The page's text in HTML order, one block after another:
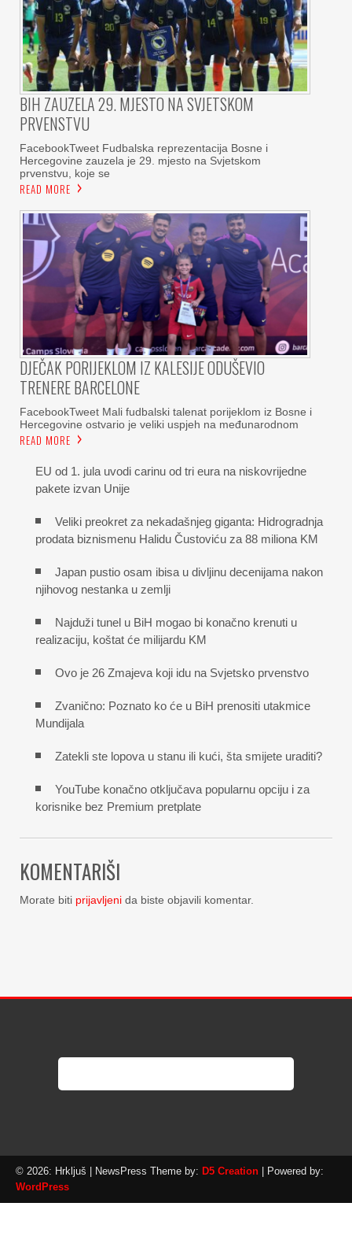
BIH ZAUZELA 29. MJESTO NA SVJETSKOM
PRVENSTVU
FacebookTweet Fudbalska reprezentacija Bosne i
Hercegovine zauzela je 29. mjesto na Svjetskom
prvenstvu, koje se
READ MORE
DJEČAK PORIJEKLOM IZ KALESIJE ODUŠEVIO
TRENERE BARCELONE
FacebookTweet Mali fudbalski talenat porijeklom iz Bosne i
Hercegovine ostvario je veliki uspjeh na međunarodnom
READ MORE
EU od 1. jula uvodi carinu od tri eura na niskovrijedne
pakete izvan Unije
Veliki preokret za nekadašnjeg giganta: Hidrogradnja
prodata biznismenu Halidu Čustoviću za 88 miliona KM
Japan pustio osam ibisa u divljinu decenijama nakon
njihovog nestanka u zemlji
Najduži tunel u BiH mogao bi konačno krenuti u
realizaciju, koštat će milijardu KM
Ovo je 26 Zmajeva koji idu na Svjetsko prvenstvo
Zvanično: Poznato ko će u BiH prenositi utakmice
Mundijala
Zatekli ste lopova u stanu ili kući, šta smijete uraditi?
YouTube konačno otključava popularnu opciju i za
korisnike bez Premium pretplate
KOMENTARIŠI
Morate biti prijavljeni da biste objavili komentar.
© 2026: Hrkljuš | NewsPress Theme by: D5 Creation | Powered by:
WordPress